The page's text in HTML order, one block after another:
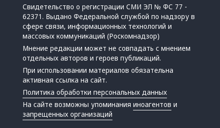
Свидетельство о регистрации СМИ ЭЛ № ФС 77 -
62371. Выдано Федеральной службой по надзору в
сфере связи, информационных технологий и
массовых коммуникаций (Роскомнадзор)
Мнение редакции может не совпадать с мнением
отдельных авторов и героев публикаций.
При использовании материалов обязательна
активная ссылка на сайт.
Политика обработки персональных данных
На сайте возможны упоминанияиноагентов и
запрещенных организаций